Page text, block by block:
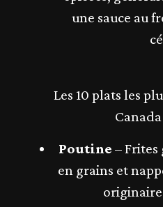
une sauce au
Les 10 plats les
Poutine – Frites
en grains et
originaire